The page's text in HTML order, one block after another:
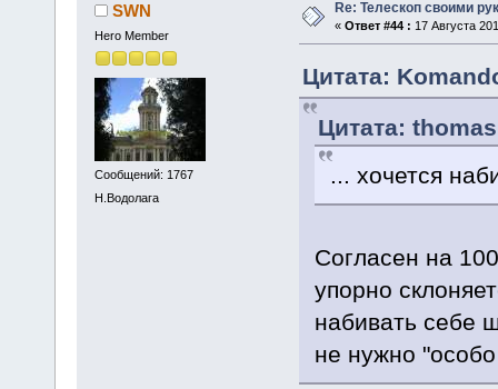
SWN
Hero Member
Сообщений: 1767
Н.Водолага
Re: Телескоп своими
« Ответ #44 : 17 Августа
Цитата:
Цитата:
... хочется
Согласен на
упорно
набивать
не нужно